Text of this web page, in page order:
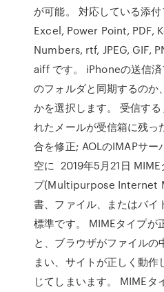
が可能。 対応している添
Excel, Power Point, PDF,
Numbers, rtf, JPEG, GIF,
aiff です。 iPhoneの送信
のフォルダと同期するのか
かを選択します。 受信す
れたメールが受信箱に残っ
合を修正; AOLのIMAPサー
空に 2019年5月21日
プ(Multipurpose Internet
書、ファイル、またはバイ
標準です。 MIMEタイプが
と、ブラウザがファイルの
まい、サイトが正しく動
じてしまいます。 MIMEタ